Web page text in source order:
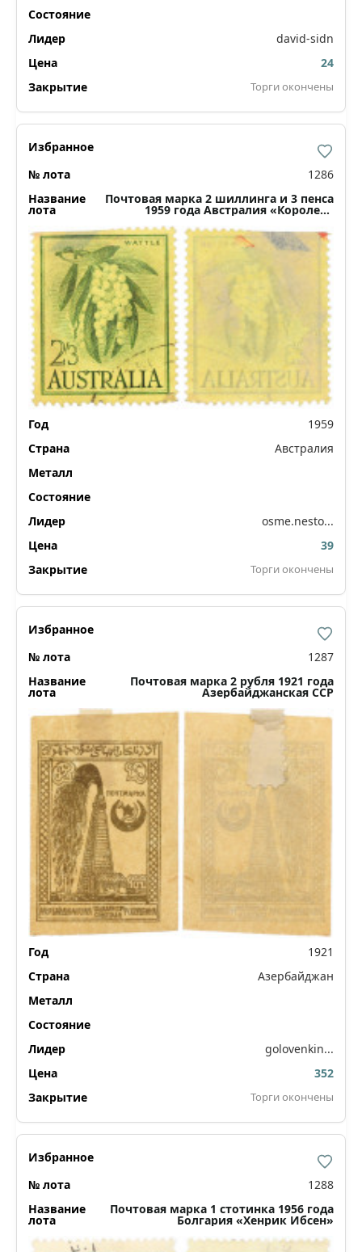
david-sidn
24
Торги окончены
1286
Почтовая марка 2 шиллинга и 3 пенса
1959 года Австралия «Королева
Елизавета II Фауна и Флора — Белая
акация»
1959
Австралия
osme.nesto...
39
Торги окончены
1287
Почтовая марка 2 рубля 1921 года
Азербайджанская ССР
1921
Азербайджан
golovenkin...
352
Торги окончены
1288
Почтовая марка 1 стотинка 1956 года
Болгария «Хенрик Ибсен»